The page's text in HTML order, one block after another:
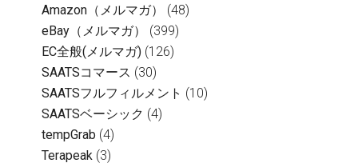
Amazon（メルマガ）
(48)
eBay（メルマガ）
(399)
EC全般(メルマガ) (126)
SAATSコマース (30)
SAATSフルフィルメント (10)
SAATSベーシック (4)
tempGrab (4)
Terapeak (3)